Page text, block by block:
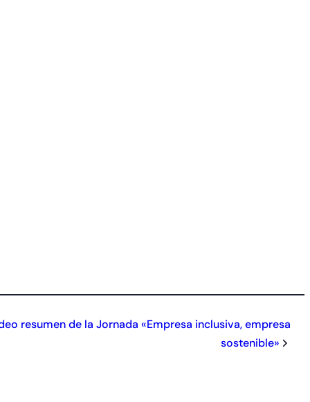
resumen de la Jornada «Empresa inclusiva, empresa
sostenible»